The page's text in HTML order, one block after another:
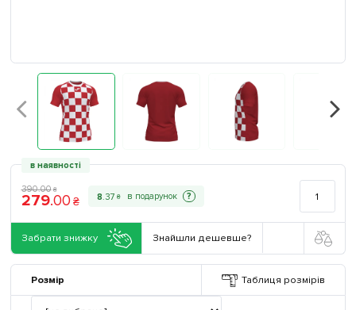
в наявності
390.00 ₴
279.00 ₴ 8.37 ₴ ?
Забрати знижку Знайшли дешевше?
Розмір Таблиця розмірів